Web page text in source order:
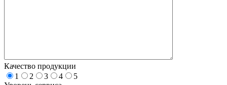
Качество продукции
1
2 3 4
5